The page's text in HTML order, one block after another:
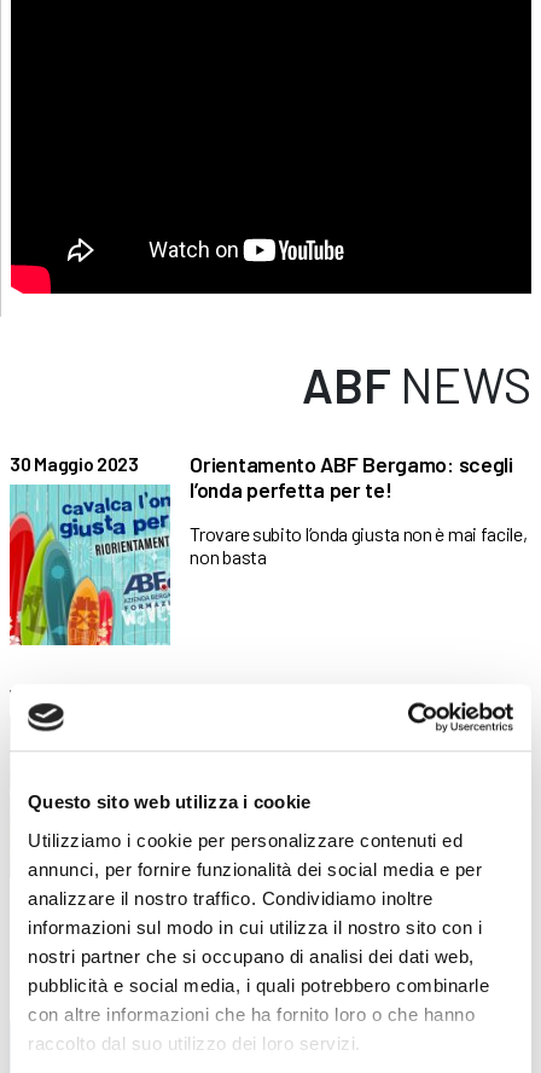
Questo sito web utilizza i cookie
Utilizziamo i cookie per personalizzare contenuti ed
annunci, per fornire funzionalità dei social media e per
analizzare il nostro traffico. Condividiamo inoltre
informazioni sul modo in cui utilizza il nostro sito con i
nostri partner che si occupano di analisi dei dati web,
pubblicità e social media, i quali potrebbero combinarle
con altre informazioni che ha fornito loro o che hanno
raccolto dal suo utilizzo dei loro servizi.
ABF NEWS
30 Maggio 2023
Orientamento ABF Bergamo: scegli
l’onda perfetta per te!
Trovare subito l’onda giusta non è mai facile,
non basta
7 Novembre 2022
Mettiti all’opera con noi di ABF e sforna una
28 Luglio 2026 Libri di testo – AF26-27
Tutti i libri di testo necessari per il prossimo
Anno